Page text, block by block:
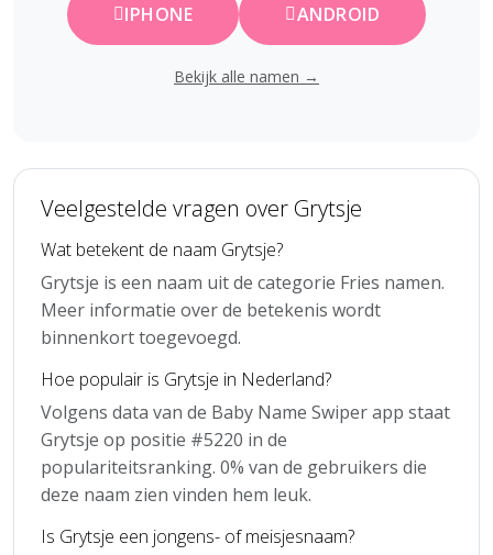
IPHONE ANDROID
Bekijk alle namen →
Veelgestelde vragen over Grytsje
Wat betekent de naam Grytsje?
Grytsje is een naam uit de categorie Fries namen.
Meer informatie over de betekenis wordt
binnenkort toegevoegd.
Hoe populair is Grytsje in Nederland?
Volgens data van de Baby Name Swiper app staat
Grytsje op positie #5220 in de
populariteitsranking. 0% van de gebruikers die
deze naam zien vinden hem leuk.
Is Grytsje een jongens- of meisjesnaam?